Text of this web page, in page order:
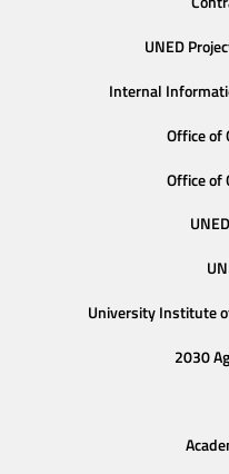
UNED
Internal
Office of
Office of
University Institute
2030